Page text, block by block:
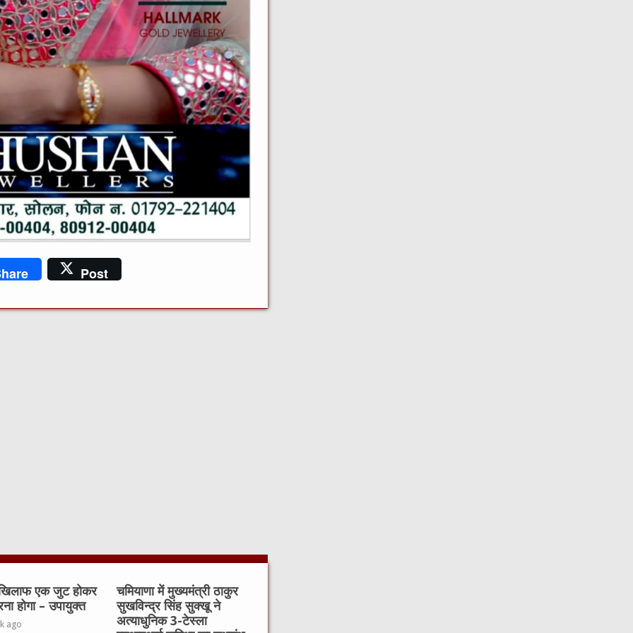
Post
एक जुट होकर
होगा – उपायुक्त
ago
चमियाणा में मुख्यमंत्री ठाकुर
सुखविन्द्र सिंह सुक्खू ने
अत्याधुनिक 3-टेस्ला